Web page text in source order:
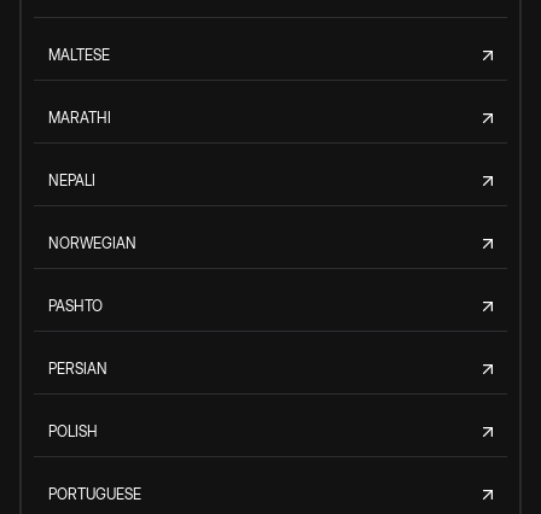
MALTESE
MARATHI
NEPALI
NORWEGIAN
PASHTO
PERSIAN
POLISH
PORTUGUESE